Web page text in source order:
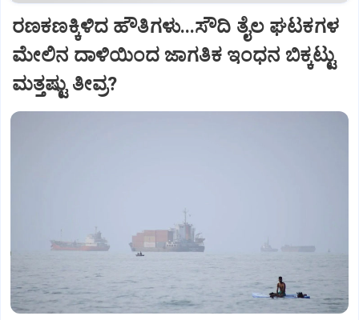
ರಣಕಣಕ್ಕಿಳಿದ ಹೌತಿಗಳು...ಸೌದಿ ತೈಲ ಘಟಕಗಳ
ಮೇಲಿನ ದಾಳಿಯಿಂದ ಜಾಗತಿಕ ಇಂಧನ ಬಿಕ್ಕಟ್ಟು
ಮತ್ತಷ್ಟು ತೀವ್ರ?